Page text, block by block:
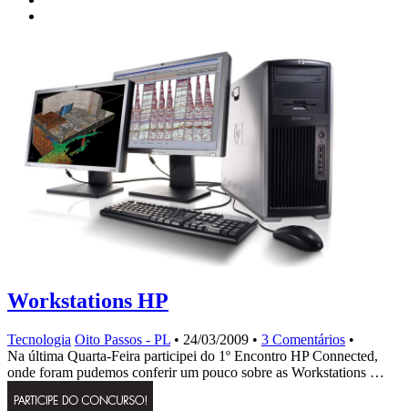
Workstations HP
Tecnologia Oito Passos - PL • 24/03/2009 • 3 Comentários •
Na última Quarta-Feira participei do 1º Encontro HP Connected,
onde foram pudemos conferir um pouco sobre as Workstations …